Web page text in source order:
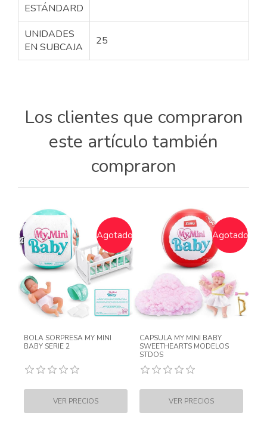
ESTÁNDARD
UNIDADES
EN SUBCAJA
25
Los clientes que compraron
este artículo también
compraron
Agotado
BOLA SORPRESA MY MINI
BABY SERIE 2
Agotado
CAPSULA MY MINI BABY
SWEETHEARTS MODELOS
STDOS